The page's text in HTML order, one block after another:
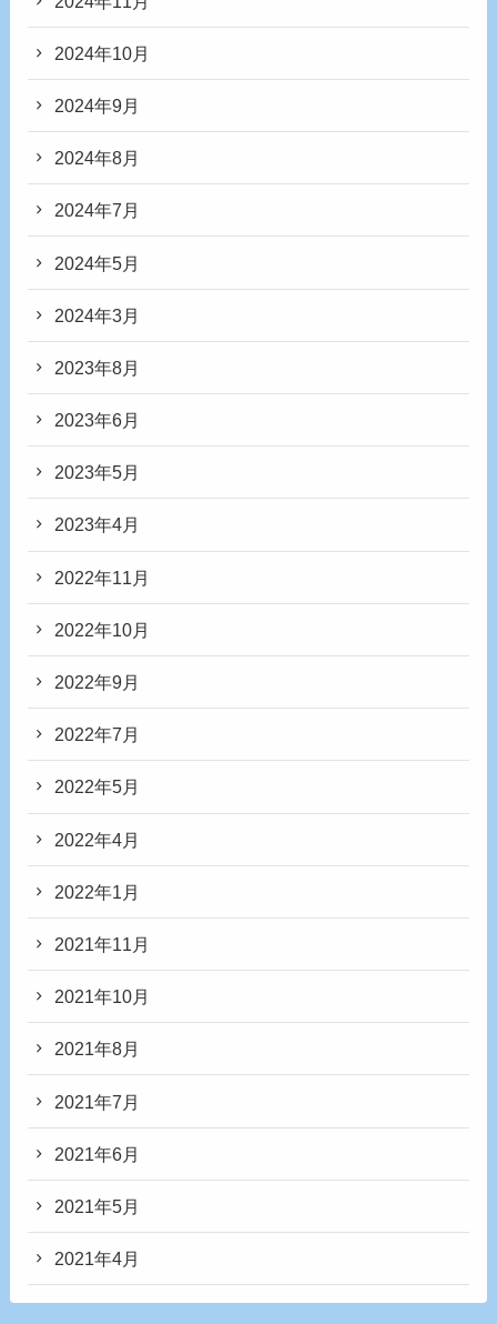
2024年10月
2024年9月
2024年8月
2024年7月
2024年5月
2024年3月
2023年8月
2023年6月
2023年5月
2023年4月
2022年11月
2022年10月
2022年9月
2022年7月
2022年5月
2022年4月
2022年1月
2021年11月
2021年10月
2021年8月
2021年7月
2021年6月
2021年5月
2021年4月